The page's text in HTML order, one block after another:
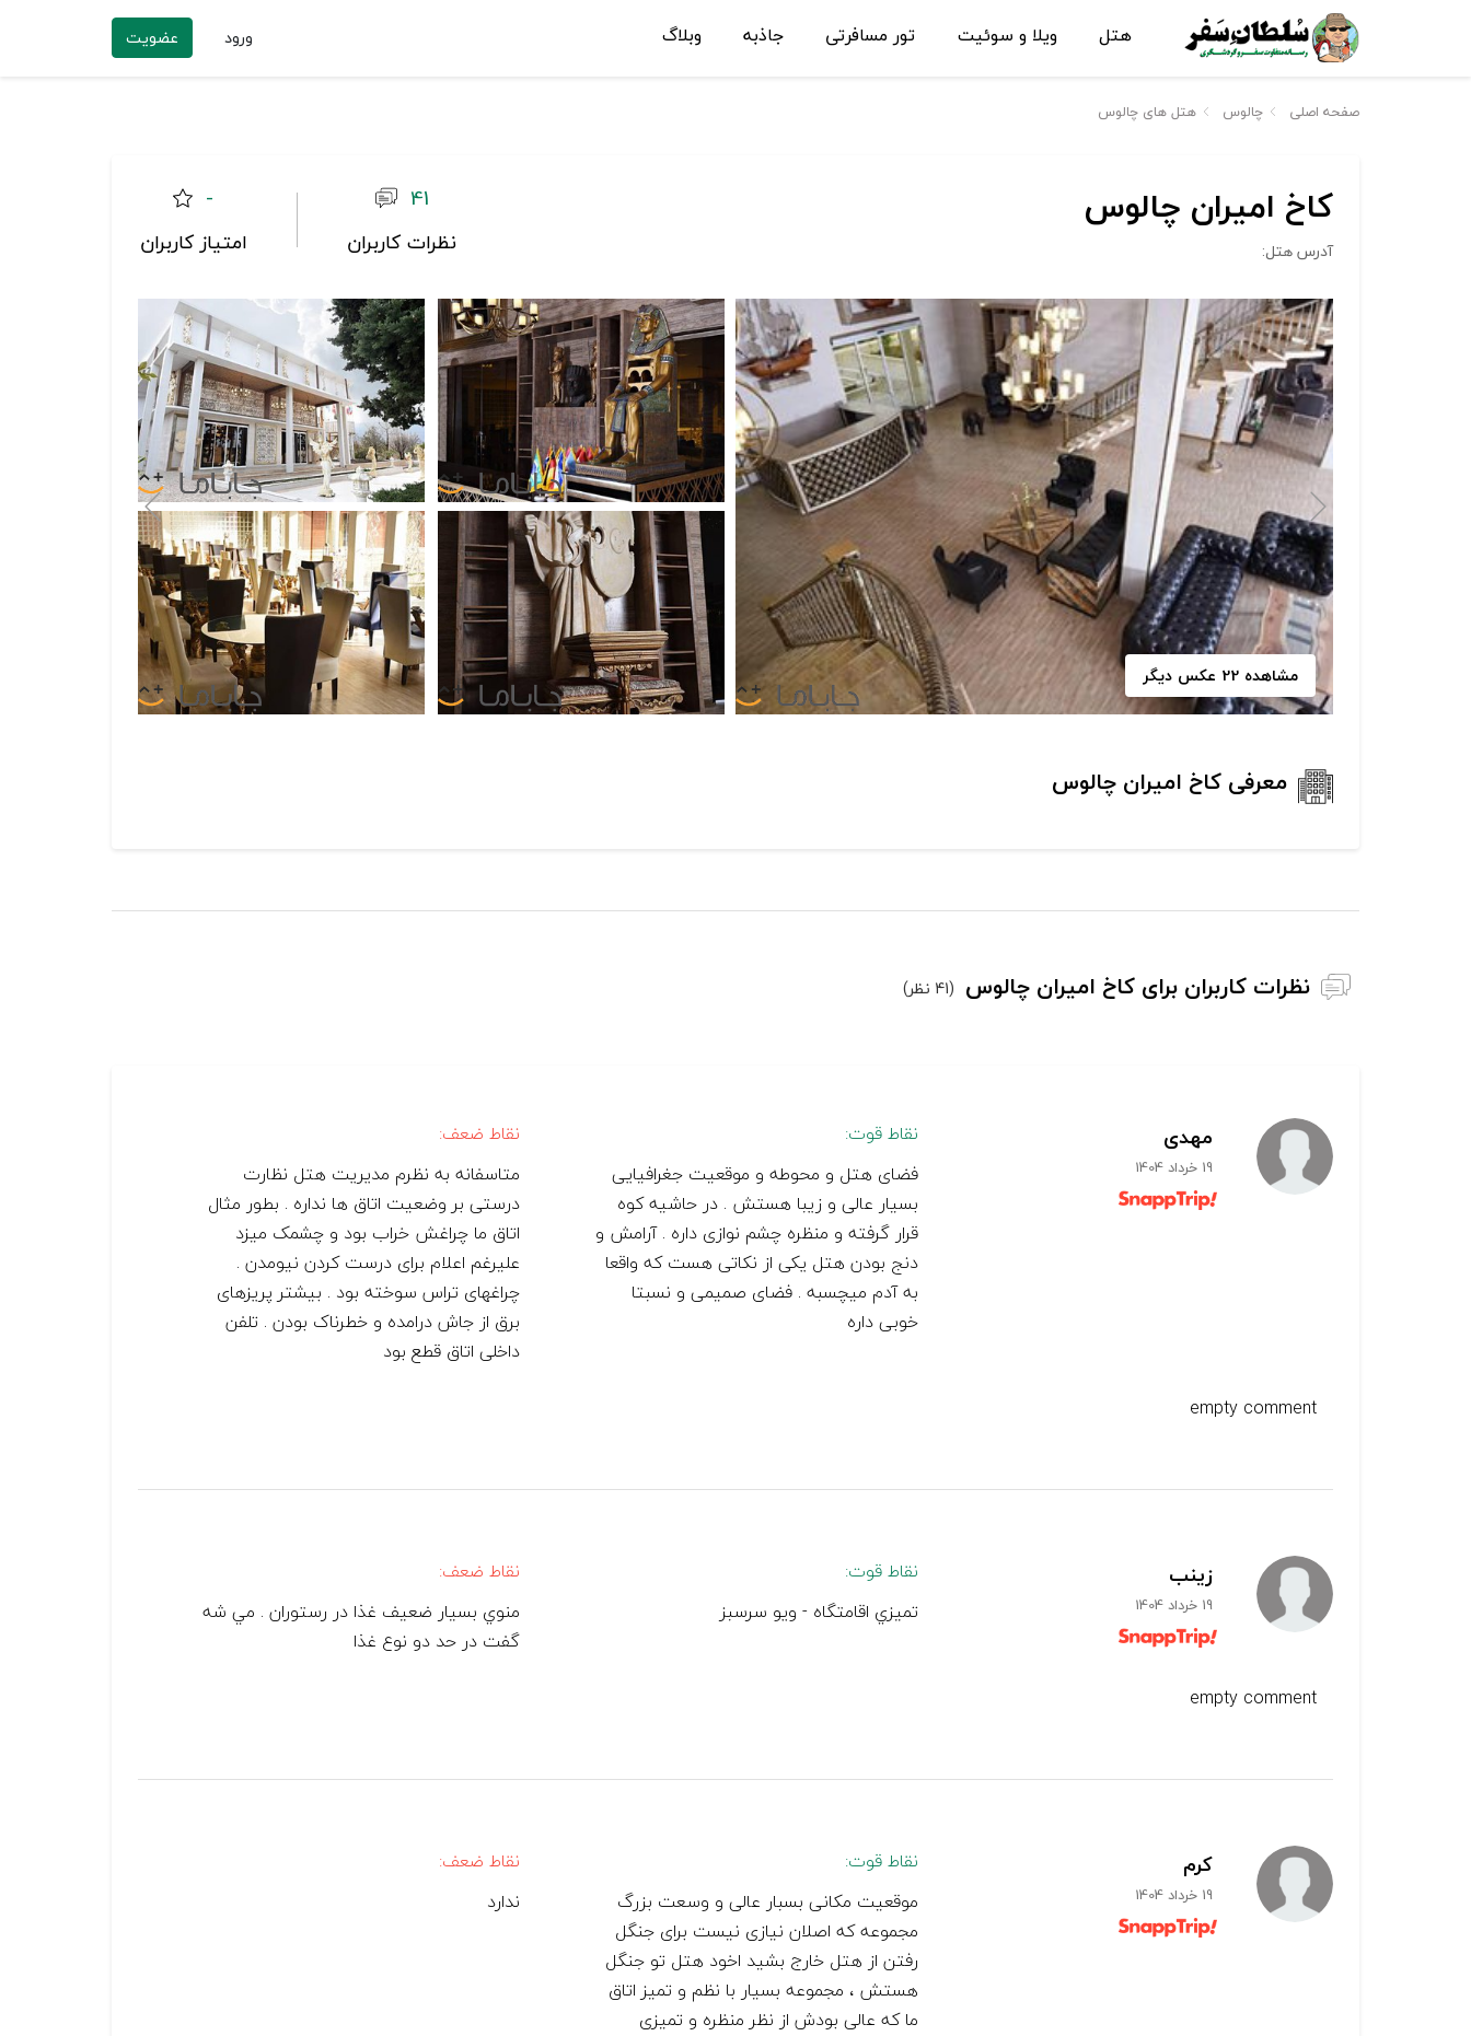
هتل ویلا و سوئیت تور مسافرتی جاذبه وبلاگ ورود عضویت
صفحه اصلی چالوس هتل های چالوس
کاخ امیران چالوس
آدرس هتل:
-
امتیاز کاربران
41
نظرات کاربران
مشاهده 22 عکس دیگر
معرفی کاخ امیران چالوس
نظرات کاربران برای کاخ امیران چالوس (41 نظر)
مهدی
19 خرداد 1404
نقاط قوت:
فضای هتل و محوطه و موقعیت جغرافیایی
بسیار عالی و زیبا هستش . در حاشیه کوه
قرار گرفته و منظره چشم نوازی داره . آرامش و
دنج بودن هتل یکی از نکاتی هست که واقعا
به آدم میچسبه . فضای صمیمی و نسبتا
خوبی داره
نقاط ضعف:
متاسفانه به نظرم مدیریت هتل نظارت
درستی بر وضعیت اتاق ها نداره . بطور مثال
اتاق ما چراغش خراب بود و چشمک میزد
علیرغم اعلام برای درست کردن نیومدن .
چراغهای تراس سوخته بود . بیشتر پریزهای
برق از جاش درامده و خطرناک بودن . تلفن
داخلی اتاق قطع بود
empty comment
زینب
19 خرداد 1404
نقاط قوت:
تميزي اقامتگاه - ويو سرسبز
نقاط ضعف:
منوي بسيار ضعيف غذا در رستوران . مي شه
گفت در حد دو نوع غذا
empty comment
کرم
19 خرداد 1404
نقاط قوت:
موقعیت مکانی بسبار عالی و وسعت بزرگ
مجموعه که اصلان نیازی نیست برای جنگل
رفتن از هتل خارج بشید اخود هتل تو جنگل
هستش ، مجموعه بسیار با نظم و تمیز اتاق
ما که عالی بودش از نظر منظره و تمیزی
نقاط ضعف:
ندارد